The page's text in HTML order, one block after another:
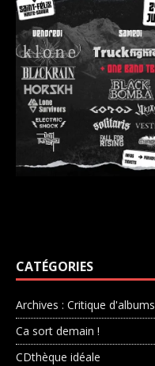
CATÉGORIES
Archives : Critique d'albums
Ca sort demain !
CDthèque idéale